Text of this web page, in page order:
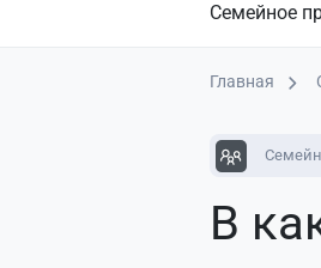
Семейное
Главная
В